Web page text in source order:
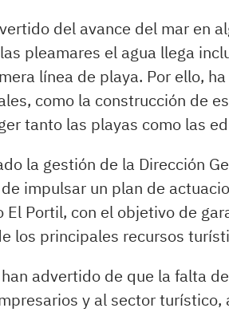
del avance del mar en
pleamares el agua llega
línea de playa. Por ello,
como la construcción de
tanto las playas como las
la gestión de la Dirección
impulsar un plan de
El Portil, con el objetivo de
los principales recursos
advertido de que la falta
y al sector turístico,